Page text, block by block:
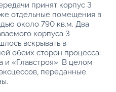
принят корпус 3
отдельные помещения в
около 790 кв.м. Два
корпуса 3
вскрывать в
обеих сторон процесса:
и «Главстроя». В целом
переданные